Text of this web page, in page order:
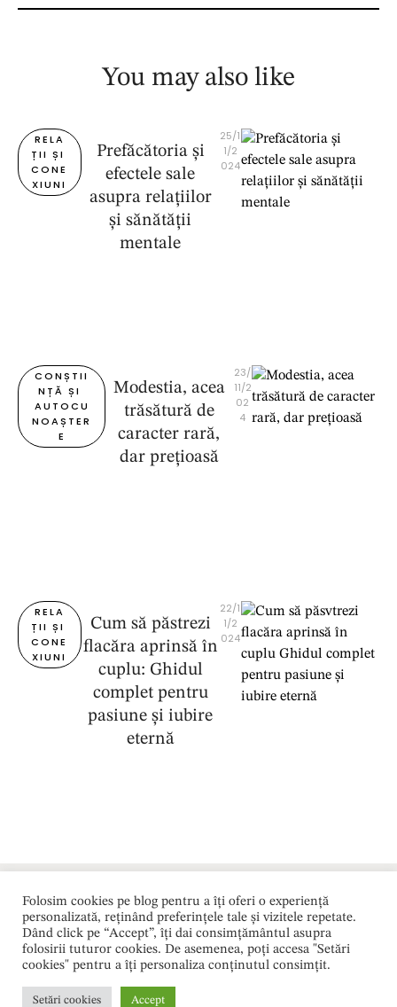
You may also like
RELA
ȚII ȘI
CONE
XIUNI
Prefăcătoria și
efectele sale
asupra relațiilor
și sănătății
mentale
25/1
1/2
024
CONȘTII
NȚĂ ȘI
AUTOCU
NOAȘTER
E
Modestia, acea
trăsătură de
caracter rară,
dar prețioasă
23/
11/2
02
4
RELA
ȚII ȘI
CONE
XIUNI
Cum să păstrezi
flacăra aprinsă în
cuplu: Ghidul
complet pentru
pasiune și iubire
eternă
22/1
1/2
024
Acasă
Blog
/ / /
Varius
Brandi
ng
Agenc
©
2
0
2
6
Toa
te
dre
ptur
rez
Folosim cookies pe blog pentru a îți oferi o experiență
personalizată, reținând preferințele tale și vizitele repetate.
Dând click pe “Accept”, îți dai consimțământul asupra
folosirii tuturor cookies. De asemenea, poți accesa "Setări
cookies" pentru a îți personaliza conținutul consimțit.
Setări cookies Accept